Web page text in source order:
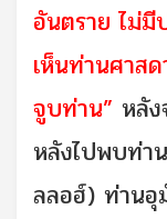
อันตราย ไม่มี
เห็นท่านศาส
จูบท่าน” หลั
หลังไปพบท่า
ลลอฮ์) ท่านอุ